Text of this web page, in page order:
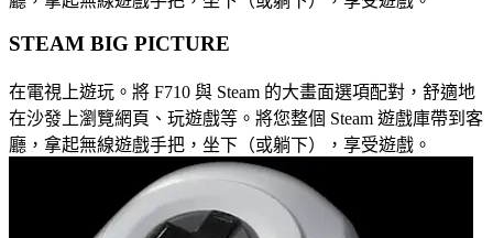
STEAM BIG PICTURE
在電視上遊玩。將 F710 與 Steam 的大畫面選項配對，舒適地
在沙發上瀏覽網頁、玩遊戲等。將您整個 Steam 遊戲庫帶到客
廳，拿起無線遊戲手把，坐下（或躺下），享受遊戲。